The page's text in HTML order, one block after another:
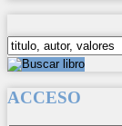
ACCESO